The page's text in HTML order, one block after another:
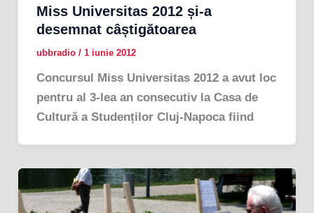
Miss Universitas 2012 și-a
desemnat câștigătoarea
ubbradio / 1 iunie 2012
Concursul Miss Universitas 2012 a avut loc
pentru al 3-lea an consecutiv la Casa de
Cultură a Studenților Cluj-Napoca fiind